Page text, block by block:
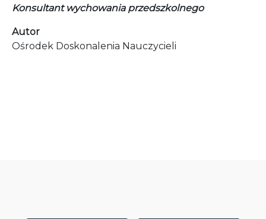
Konsultant wychowania przedszkolnego
Autor
Ośrodek Doskonalenia Nauczycieli